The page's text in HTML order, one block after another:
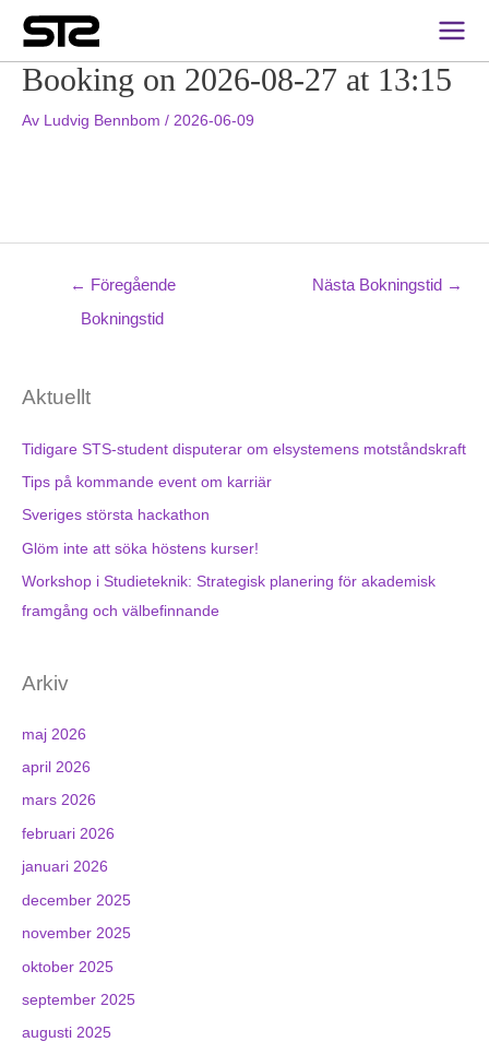
Main
Booking on 2026-08-27 at 13:15
Av Ludvig Bennbom / 2026-06-09
← Föregående
Bokningstid
Nästa Bokningstid →
Aktuellt
Tidigare STS-student disputerar om elsystemens motståndskraft
Tips på kommande event om karriär
Sveriges största hackathon
Glöm inte att söka höstens kurser!
Workshop i Studieteknik: Strategisk planering för akademisk
framgång och välbefinnande
Arkiv
maj 2026
april 2026
mars 2026
februari 2026
januari 2026
december 2025
november 2025
oktober 2025
september 2025
augusti 2025